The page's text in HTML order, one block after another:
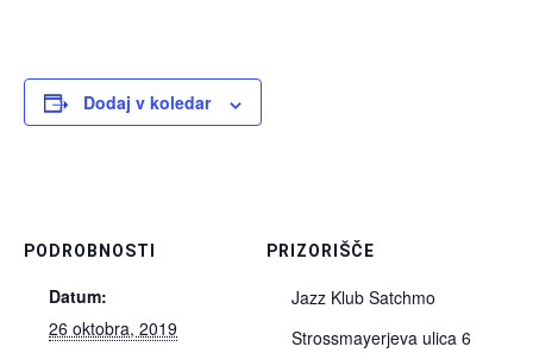
Dodaj v koledar
PODROBNOSTI
Datum:
26 oktobra, 2019
PRIZORIŠČE
Jazz Klub Satchmo
Strossmayerjeva ulica 6